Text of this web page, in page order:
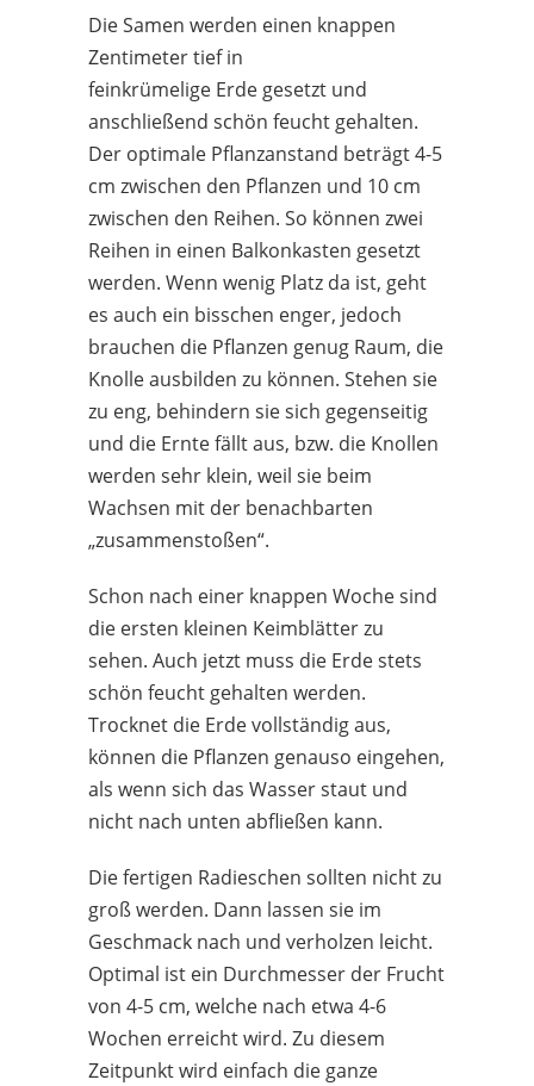
Die Samen werden einen knappen
Zentimeter tief in
feinkrümelige Erde gesetzt und
anschließend schön feucht gehalten.
Der optimale Pflanzanstand beträgt 4-5
cm zwischen den Pflanzen und 10 cm
zwischen den Reihen. So können zwei
Reihen in einen Balkonkasten gesetzt
werden. Wenn wenig Platz da ist, geht
es auch ein bisschen enger, jedoch
brauchen die Pflanzen genug Raum, die
Knolle ausbilden zu können. Stehen sie
zu eng, behindern sie sich gegenseitig
und die Ernte fällt aus, bzw. die Knollen
werden sehr klein, weil sie beim
Wachsen mit der benachbarten
„zusammenstoßen“.
Schon nach einer knappen Woche sind
die ersten kleinen Keimblätter zu
sehen. Auch jetzt muss die Erde stets
schön feucht gehalten werden.
Trocknet die Erde vollständig aus,
können die Pflanzen genauso eingehen,
als wenn sich das Wasser staut und
nicht nach unten abfließen kann.
Die fertigen Radieschen sollten nicht zu
groß werden. Dann lassen sie im
Geschmack nach und verholzen leicht.
Optimal ist ein Durchmesser der Frucht
von 4-5 cm, welche nach etwa 4-6
Wochen erreicht wird. Zu diesem
Zeitpunkt wird einfach die ganze